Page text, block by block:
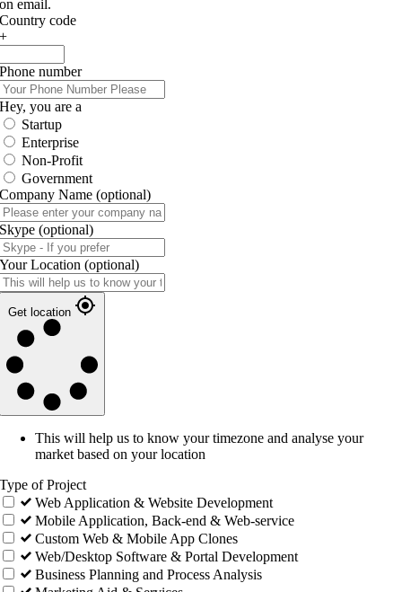
on email.
Country code
+
Phone number
Hey, you are a
Startup
Enterprise
Non-Profit
Government
Company Name (optional)
Skype (optional)
Your Location (optional)
Get location
This will help us to know your timezone and analyse your
market based on your location
Type of Project
Web Application & Website Development
Mobile Application, Back-end & Web-service
Custom Web & Mobile App Clones
Web/Desktop Software & Portal Development
Business Planning and Process Analysis